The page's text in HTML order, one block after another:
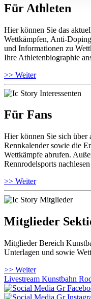
Für Athleten
Hier können Sie das
Wettkämpfen, Anti-
und Informationen zu
Ihre Athletenbiographie
>> Weiter
Für Fans
Hier können Sie sich über
Rennkalender sowie die
Wettkämpfe abrufen.
Rennrodelsports
>> Weiter
Mitglieder
Mitglieder Bereich
Unterlagen und sowie
>> Weiter
Livestream Kunstbahn